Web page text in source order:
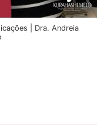
| Dra. Andreia